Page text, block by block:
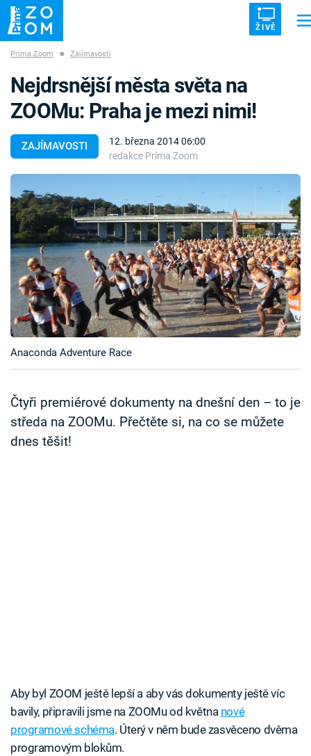
ŽIVĚ
VETŘELCI DÁVNOVĚKU
Témata
Témata
Pořady
TV Program
Časopis
Sledujte prima+
Přihlášení
Prima Zoom ■ Zajímavosti
ZAJÍMAVOSTI
12. března 2014 06:00
redakce Prima Zoom
Nejdrsnější města světa na
ZOOMu: Praha je mezi nimi!
Anaconda Adventure Race
Čtyři premiérové dokumenty na dnešní den – to je
středa na ZOOMu. Přečtěte si, na co se můžete
dnes těšit!
Aby byl ZOOM ještě lepší a aby vás dokumenty ještě víc
bavily, připravili jsme na ZOOMu od května nové
programové schéma. Úterý v něm bude zasvěceno dvěma
programovým blokům.